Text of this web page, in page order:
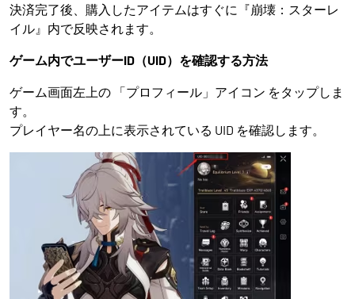
決済完了後、購入したアイテムはすぐに『崩壊：スターレ
イル』内で反映されます。
ゲーム内でユーザーID（UID）を確認する方法
ゲーム画面左上の 「プロフィール」アイコン をタップしま
す。
プレイヤー名の上に表示されている UID を確認します。